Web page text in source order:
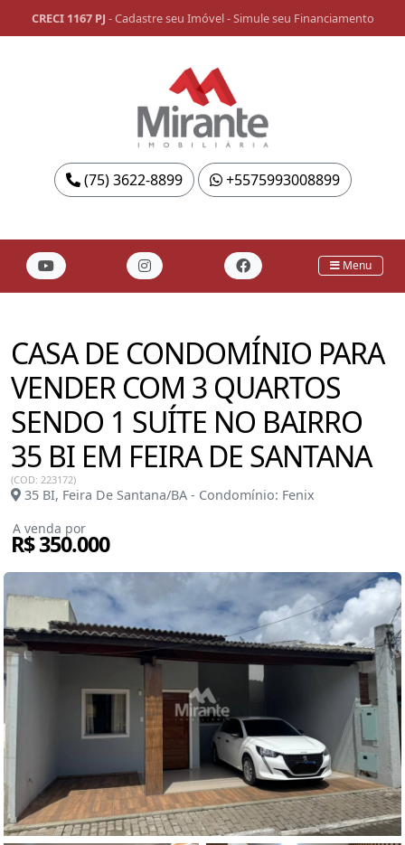
CRECI 1167 PJ -Cadastre seu Imóvel-Simule seu Financiamento
(75) 3622-8899 +5575993008899
Menu
CASA DE CONDOMÍNIO PARA
VENDER COM 3 QUARTOS
SENDO 1 SUÍTE NO BAIRRO
35 BI EM FEIRA DE SANTANA
(COD: 223172)
35 BI, Feira De Santana/BA - Condomínio: Fenix
A venda por
R$ 350.000